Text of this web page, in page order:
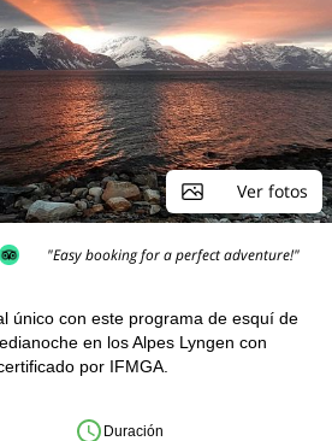
Ver fotos
"Easy booking for a perfect adventure!"
único con este programa de esquí de
en los Alpes Lyngen con
por IFMGA.
Duración